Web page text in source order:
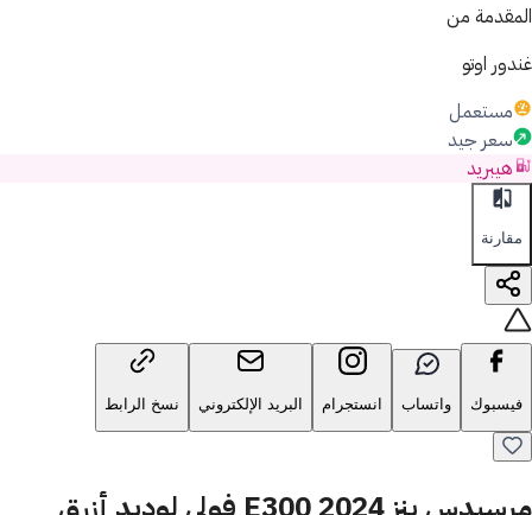
المقدمة من
غندور اوتو
مستعمل
سعر جيد
هيبريد
مقارنة
فيسبوك واتساب انستجرام البريد الإلكتروني نسخ الرابط